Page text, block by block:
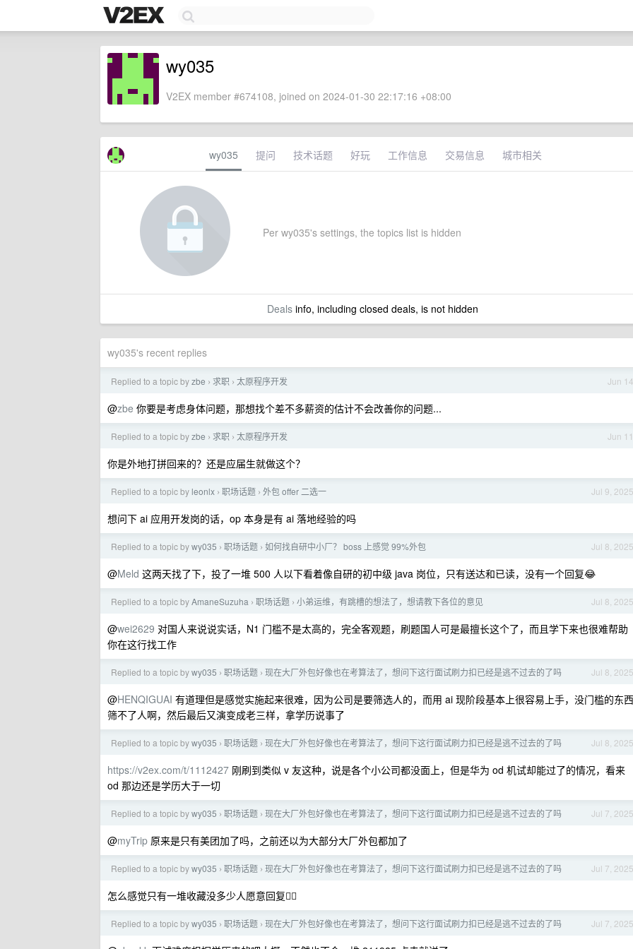
wy035
V2EX member #674108, joined on 2024-01-30 22:17:16 +08:00
wy035 提问 技术话题 好玩 工作信息 交易信息 城市相关
Per wy035's settings, the topics list is hidden
Dealsinfo, including closed deals, is not hidden
wy035's recent replies
Jun 14
Replied to a topic byzbe › 求职 › 太原程序开发
@zbe 你要是考虑身体问题，那想找个差不多薪资的估计不会改善你的问题...
Jun 11
Replied to a topic byzbe › 求职 › 太原程序开发
你是外地打拼回来的？还是应届生就做这个？
Jul 9, 2025
Replied to a topic by leonlx › 职场话题 › 外包 offer 二选一
想问下 ai 应用开发岗的话，op 本身是有 ai 落地经验的吗
Jul 8, 2025
Replied to a topic bywy035 › 职场话题 › 如何找自研中小厂？ boss 上感觉 99%外包
@Meld 这两天找了下，投了一堆 500 人以下看着像自研的初中级 java 岗位，只有送达和已读，没有一个回复😂
Jul 8, 2025
Replied to a topic byAmaneSuzuha › 职场话题 › 小弟运维，有跳槽的想法了，想请教下各位的意见
@wei2629 对国人来说说实话，N1 门槛不是太高的，完全客观题，刷题国人可是最擅长这个了，而且学下来也很难帮助
你在这行找工作
Jul 8, 2025
Replied to a topic bywy035 › 职场话题 › 现在大厂外包好像也在考算法了，想问下这行面试刷力扣已经是逃不过去的了吗
@HENQIGUAI 有道理但是感觉实施起来很难，因为公司是要筛选人的，而用 ai 现阶段基本上很容易上手，没门槛的东西
筛不了人啊，然后最后又演变成老三样，拿学历说事了
Jul 8, 2025
Replied to a topic bywy035 › 职场话题 › 现在大厂外包好像也在考算法了，想问下这行面试刷力扣已经是逃不过去的了吗
https://v2ex.com/t/1112427 刚刷到类似 v 友这种，说是各个小公司都没面上，但是华为 od 机试却能过了的情况，看来
od 那边还是学历大于一切
Jul 7, 2025
Replied to a topic bywy035 › 职场话题 › 现在大厂外包好像也在考算法了，想问下这行面试刷力扣已经是逃不过去的了吗
@myTrip 原来是只有美团加了吗，之前还以为大部分大厂外包都加了
Jul 7, 2025
Replied to a topic bywy035 › 职场话题 › 现在大厂外包好像也在考算法了，想问下这行面试刷力扣已经是逃不过去的了吗
怎么感觉只有一堆收藏没多少人愿意回复🤦‍♂️
Jul 7, 2025
Replied to a topic bywy035 › 职场话题 › 现在大厂外包好像也在考算法了，想问下这行面试刷力扣已经是逃不过去的了吗